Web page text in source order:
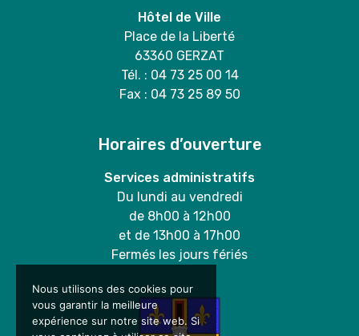
Hôtel de Ville
Place de la Liberté
63360 GERZAT
Tél. : 04 73 25 00 14
Fax : 04 73 25 89 50
Horaires d’ouverture
Services administratifs
Du lundi au vendredi
de 8h00 à 12h00
et de 13h00 à 17h00
Fermés les jours fériés
Nous utilisons des cookies pour
vous garantir la meilleure
expérience sur notre site web. Si